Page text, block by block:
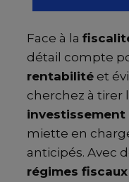
Face à la
détail compte
rentabilité et
cherchez à tirer
investissement
miette en
anticipés. Avec
régimes fiscaux